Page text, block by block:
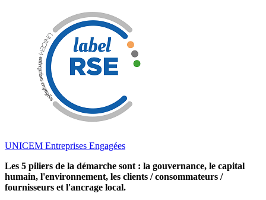
UNICEM Entreprises Engagées
Les 5 piliers de la démarche sont : la gouvernance, le capital
humain, l'environnement, les clients / consommateurs /
fournisseurs et l'ancrage local.